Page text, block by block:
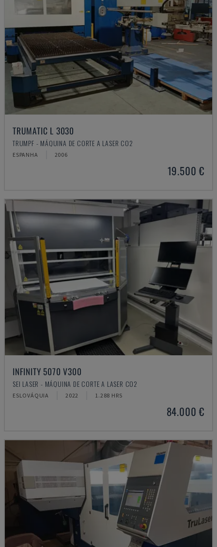
TRUMATIC L 3030
TRUMPF - MÁQUINA DE CORTE A LASER CO2
ESPANHA 2006
19.500 €
INFINITY 5070 V300
SEI LASER - MÁQUINA DE CORTE A LASER CO2
ESLOVÁQUIA 2022 1.288 HRS
84.000 €